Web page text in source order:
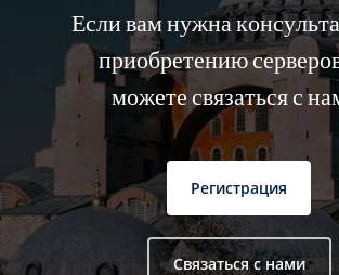
Если вам нужна
приобретению
можете связаться с
Регистрация
Связаться с нами